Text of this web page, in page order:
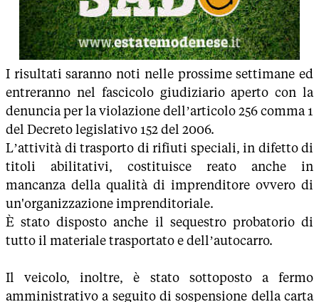
I risultati saranno noti nelle prossime settimane ed
entreranno nel fascicolo giudiziario aperto con la
denuncia per la violazione dell’articolo 256 comma 1
del Decreto legislativo 152 del 2006.
L’attività di trasporto di rifiuti speciali, in difetto di
titoli abilitativi, costituisce reato anche in
mancanza della qualità di imprenditore ovvero di
un'organizzazione imprenditoriale.
È stato disposto anche il sequestro probatorio di
tutto il materiale trasportato e dell’autocarro.
Il veicolo, inoltre, è stato sottoposto a fermo
amministrativo a seguito di sospensione della carta